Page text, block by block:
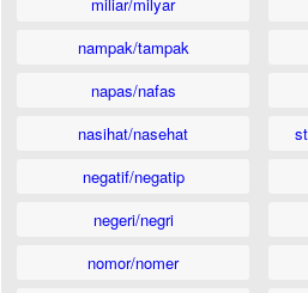
nampak/tampak
napas/nafas
nasihat/nasehat
negatif/negatip
negeri/negri
nomor/nomer